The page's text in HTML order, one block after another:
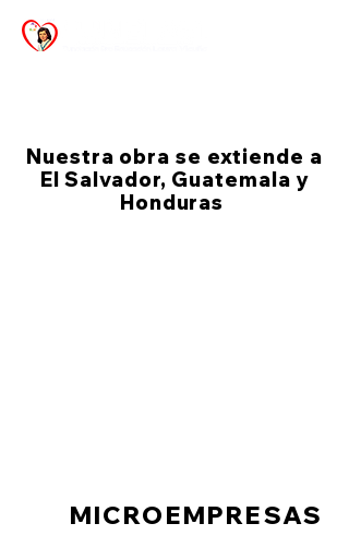
Nuestra obra se extiende a
El Salvador, Guatemala y
Honduras
MICROEMPRESAS